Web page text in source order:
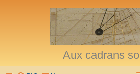
Aux cadrans